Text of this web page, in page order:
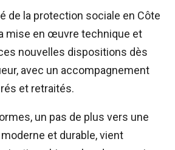
de la protection sociale en Côte
mise en œuvre technique et
nouvelles dispositions dès
avec un accompagnement
et retraités.
un pas de plus vers une
et durable, vient